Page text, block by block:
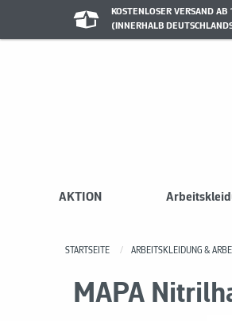
KOSTENLOSER VERSAND
(INNERHALB
AKTION
STARTSEITE ARBEITSKLEIDUNG &
MAPA